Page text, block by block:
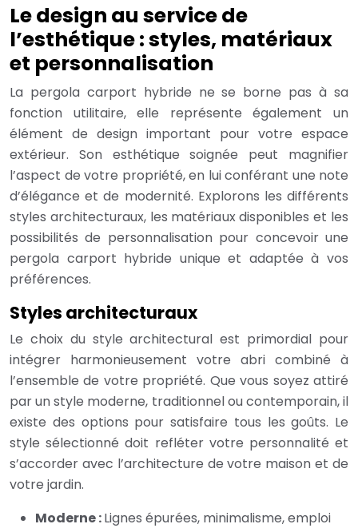
Le design au service de
l’esthétique : styles, matériaux
et personnalisation
La pergola carport hybride ne se borne pas à sa
fonction utilitaire, elle représente également un
élément de design important pour votre espace
extérieur. Son esthétique soignée peut magnifier
l’aspect de votre propriété, en lui conférant une note
d’élégance et de modernité. Explorons les différents
styles architecturaux, les matériaux disponibles et les
possibilités de personnalisation pour concevoir une
pergola carport hybride unique et adaptée à vos
préférences.
Styles architecturaux
Le choix du style architectural est primordial pour
intégrer harmonieusement votre abri combiné à
l’ensemble de votre propriété. Que vous soyez attiré
par un style moderne, traditionnel ou contemporain, il
existe des options pour satisfaire tous les goûts. Le
style sélectionné doit refléter votre personnalité et
s’accorder avec l’architecture de votre maison et de
votre jardin.
Moderne :Lignes épurées, minimalisme, emploi